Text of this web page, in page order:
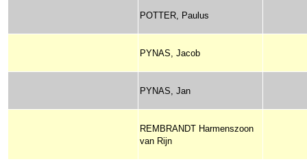
POTTER, Paulus
PYNAS, Jacob
PYNAS, Jan
REMBRANDT Harmenszoon
van Rijn